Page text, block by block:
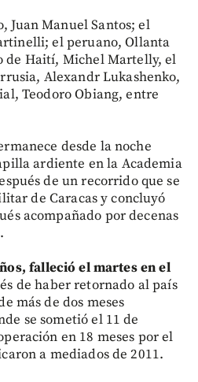
Juan Manuel Santos; el
el peruano, Ollanta
de Haití, Michel Martelly, el
Alexandr Lukashenko,
Teodoro Obiang, entre
desde la noche
ardiente en la Academia
de un recorrido que se
de Caracas y concluyó
acompañado por decenas
falleció el martes en el
de haber retornado al país
más de dos meses
se sometió el 11 de
en 18 meses por el
a mediados de 2011.